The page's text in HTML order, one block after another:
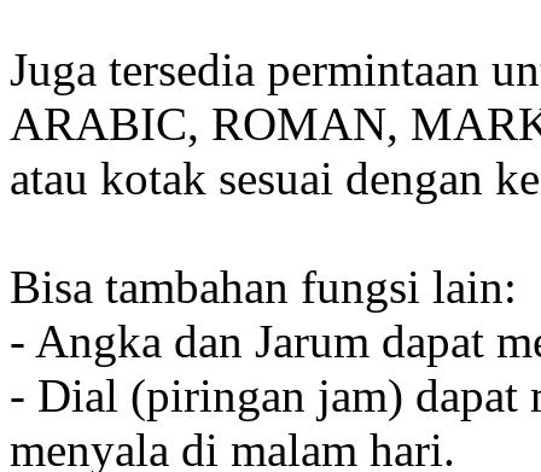
Juga tersedia permintaan
ARABIC, ROMAN,
atau kotak sesuai dengan
Bisa tambahan fungsi lain:
- Angka dan Jarum dapat
- Dial (piringan jam) dapat
menyala di malam hari.